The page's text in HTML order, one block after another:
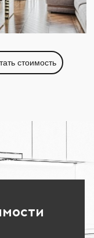
стоимость